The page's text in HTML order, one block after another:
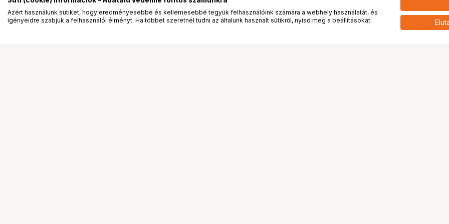
Azért használunk sütiket, hogy eredményesebbé és kellemesebbé tegyük felhasználóink számára a webhely használatát, és
igényeidre szabjuk a felhasználói élményt. Ha többet szeretnél tudni az általunk használt sütikről, nyisd meg a beállításokat.